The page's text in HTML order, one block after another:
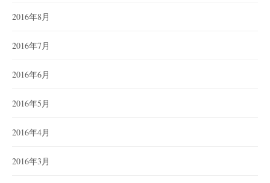
2016年8月
2016年7月
2016年6月
2016年5月
2016年4月
2016年3月